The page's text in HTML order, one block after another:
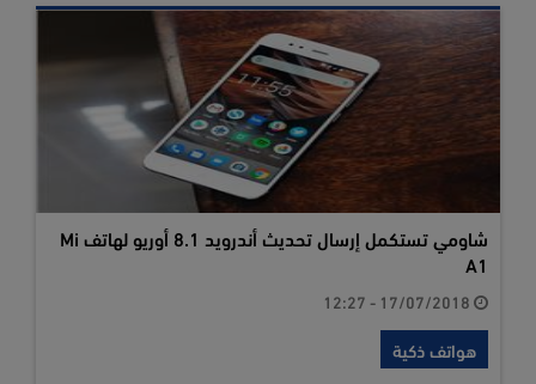
شاومي تستكمل إرسال تحديث أندرويد 8.1 أوريو لهاتف Mi
A1
هواتف ذكية